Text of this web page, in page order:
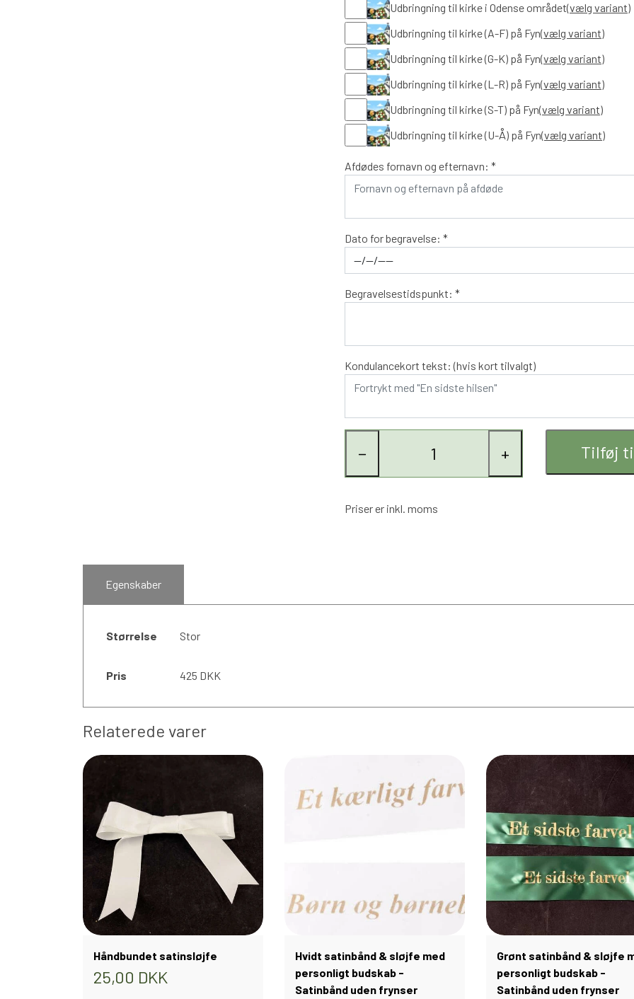
Udbringning til kirke i Odense området(vælg variant)
Udbringning til kirke (A-F) på Fyn(vælg variant)
Udbringning til kirke (G-K) på Fyn(vælg variant)
Udbringning til kirke (L-R) på Fyn(vælg variant)
Udbringning til kirke (S-T) på Fyn(vælg variant)
Udbringning til kirke (U-Å) på Fyn(vælg variant)
Afdødes fornavn og efternavn: *
Dato for begravelse: *
Begravelsestidspunkt: *
Kondulancekort tekst: (hvis kort tilvalgt)
− + Tilføj
Priser er inkl. moms
Egenskaber
Størrelse Stor
Pris 425 DKK
Relaterede varer
Håndbundet satinsløjfe
25,00 DKK
Hvidt satinbånd & sløjfe med
personligt budskab -
Satinbånd uden frynser
Grønt satinbånd & sløjfe
personligt budskab -
Satinbånd uden frynser